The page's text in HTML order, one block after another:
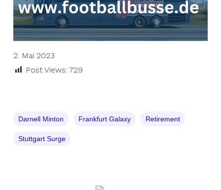
2. Mai 2023
Post Views: 729
Darnell Minton Frankfurt Galaxy Retirement
Stuttgart Surge